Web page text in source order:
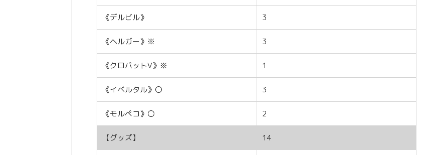
《デルビル》 3
《ヘルガー》※ 3
《クロバットV》※ 1
《イベルタル》〇 3
《モルペコ》〇 2
【グッズ】 14